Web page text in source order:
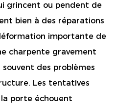
grincent ou pendent de
bien à des réparations
importante de
charpente gravement
des problèmes
Les tentatives
porte échouent